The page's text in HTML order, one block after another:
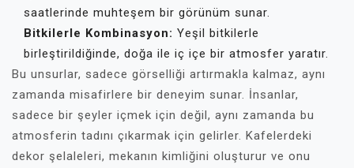
saatlerinde muhteşem bir görünüm sunar.
Bitkilerle Kombinasyon: Yeşil bitkilerle
birleştirildiğinde, doğa ile iç içe bir atmosfer yaratır.
Bu unsurlar, sadece görselliği artırmakla kalmaz, aynı
zamanda misafirlere bir deneyim sunar. İnsanlar,
sadece bir şeyler içmek için değil, aynı zamanda bu
atmosferin tadını çıkarmak için gelirler. Kafelerdeki
dekor şelaleleri, mekanın kimliğini oluşturur ve onu